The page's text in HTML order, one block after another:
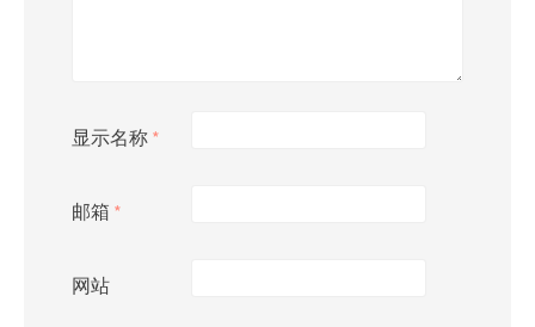
显示名称 *
邮箱 *
网站